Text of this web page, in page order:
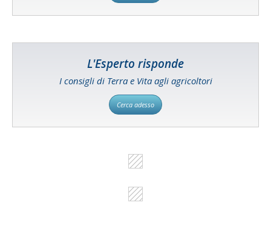
L'Esperto risponde
I consigli di Terra e Vita agli agricoltori
Cerca adesso